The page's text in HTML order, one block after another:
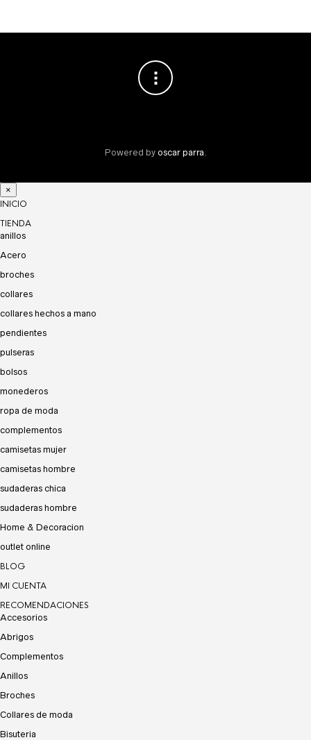
Powered by oscar parra
×
INICIO
TIENDA
anillos
Acero
broches
collares
collares hechos a mano
pendientes
pulseras
bolsos
monederos
ropa de moda
complementos
camisetas mujer
camisetas hombre
sudaderas chica
sudaderas hombre
Home & Decoracion
outlet online
BLOG
MI CUENTA
RECOMENDACIONES
Accesorios
Abrigos
Complementos
Anillos
Broches
Collares de moda
Bisuteria